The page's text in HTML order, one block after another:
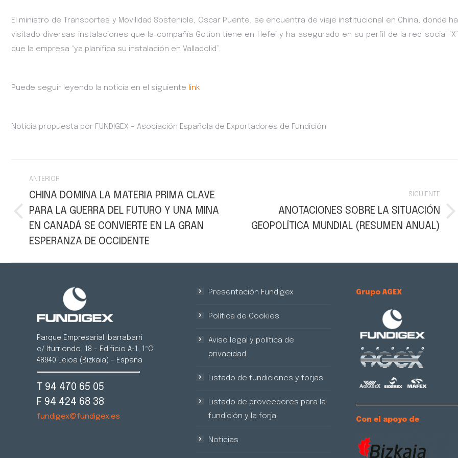
El ministro de Transportes y Movilidad Sostenible, Óscar Puente, se encuentra de viaje institucional en China, donde ha
visitado diversas instalaciones que la compañía Gotion tiene en Hefei y ha asegurado en su perfil de la red social ‘X’
que la empresa “ya planifica su instalación en Valladolid”.
Puede seguir leyendo la noticia en el siguiente link
Noticia propuesta por FUNDIGEX – Asociación Española de Exportadores de Fundición
entre
publicaciones
ANTERIOR
CHINA DOMINA LA MATERIA PRIMA CLAVE
PARA LA GUERRA DEL FUTURO Y UNA MINA
EN CANADÁ SE CONVIERTE EN LA GRAN
ESPERANZA DE OCCIDENTE
SIGUIENTE
ANOTACIONES SOBRE LA SITUACIÓN
GEOPOLÍTICA MUNDIAL (RESUMEN ANUAL)
Parque Empresarial Ibarrabarri
c/ Iturriondo, 18 - Edificio A-1, 1ºC
48940 Leioa (Bizkaia) - España
T 94 470 65 05
F 94 424 68 38
fundigex@fundigex.es
Presentación Fundigex
Política de Cookies
Aviso legal y política de
privacidad
Listado de fundiciones y forjas
Listado de proveedores para la
fundición y la forja
Noticias
Grupo AGEX
Con el apoyo de